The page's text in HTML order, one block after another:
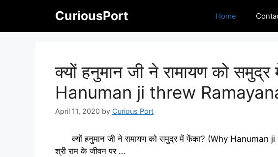
content
CuriousPort Home
क्यों हनुमान जी ने रामायण को
Hanuman ji threw
April 11, 2020 by Curious Port
क्यों हनुमान जी ने रामायण को समुद्र में फेंका? (Why
श्री राम के जीवन पर …